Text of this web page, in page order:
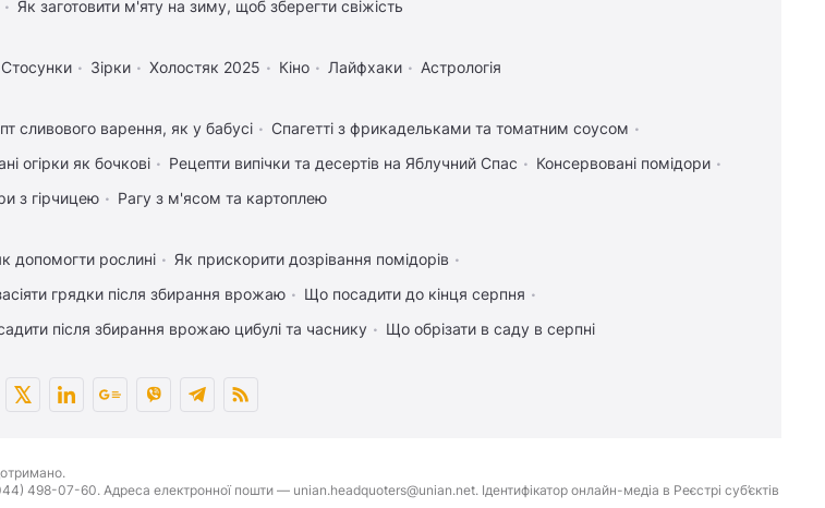
Як заготовити м'яту на зиму, щоб зберегти свіжість
Стосунки Зірки Холостяк 2025 Кіно Лайфхаки Астрологія
сливового варення, як у бабусі
Спагетті з фрикадельками та томатним соусом
огірки як бочкові Рецепти випічки та десертів на Яблучний Спас
Консервовані помідори
з гірчицею Рагу з м'ясом та картоплею
допомогти рослині
Як прискорити дозрівання помідорів
грядки після збирання врожаю
Що посадити до кінця серпня
після збирання врожаю цибулі та часнику Що обрізати в саду в серпні
498-07-60. Адреса електронної пошти — unian.headquoters@unian.net. Ідентифікатор онлайн-медіа в Реєстрі суб’єктів